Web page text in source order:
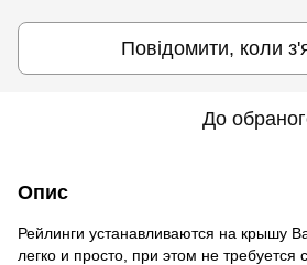
Повідомити, коли
До
Опис
Рейлинги устанавливаются на крышу
легко и просто, при этом не требуется